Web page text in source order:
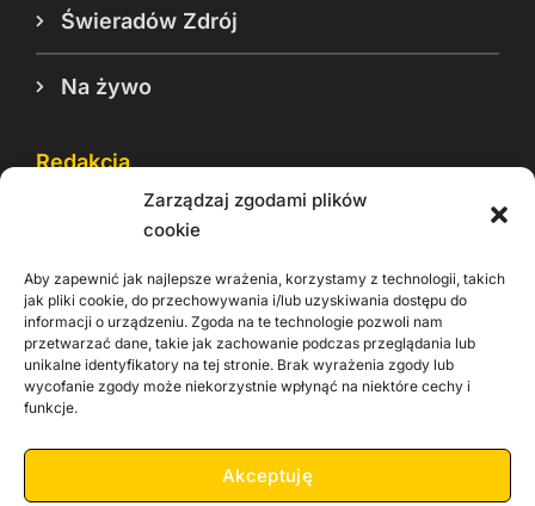
Zarządzaj zgodami plików
cookie
Aby zapewnić jak najlepsze wrażenia, korzystamy z technologii, takich
jak pliki cookie, do przechowywania i/lub uzyskiwania dostępu do
informacji o urządzeniu. Zgoda na te technologie pozwoli nam
przetwarzać dane, takie jak zachowanie podczas przeglądania lub
unikalne identyfikatory na tej stronie. Brak wyrażenia zgody lub
wycofanie zgody może niekorzystnie wpłynąć na niektóre cechy i
funkcje.
Akceptuję
Świeradów Zdrój
Na żywo
Redakcja
Reklama
Rodo
Kontakt
Informacje dla